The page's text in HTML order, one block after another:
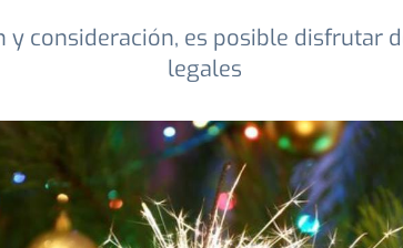
y consideración, es posible disfrutar
legales